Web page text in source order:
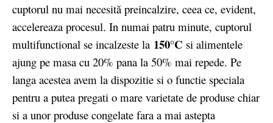
cuptorul nu mai necesită preincalzire, ceea ce, evident,
accelereaza procesul. In numai patru minute, cuptorul
multifunctional se incalzeste la 150°C si alimentele
ajung pe masa cu 20% pana la 50% mai repede. Pe
langa acestea avem la dispozitie si o functie speciala
pentru a putea pregati o mare varietate de produse chiar
si a unor produse congelate fara a mai astepta